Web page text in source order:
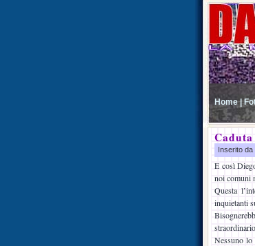
Home |
Inserito da
E così
noi comuni
Questa
inquietanti
Nessuno lo